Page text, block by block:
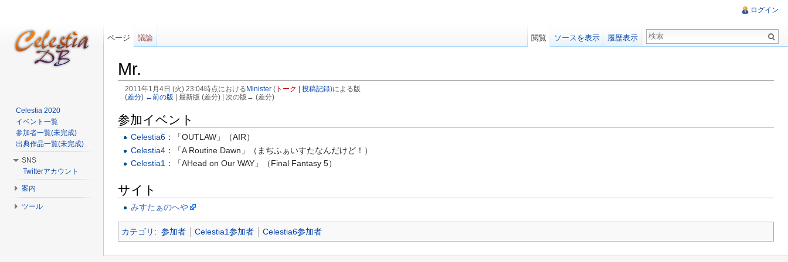
Mr.
2011年1月4日 (火) 23:04時点における Minister (トーク 投稿記録)による版
(差分) ←前の版 | 最新版 (差分) | 次の版→ (差分)
参加イベント
Celestia6 ：「OUTLAW」（AIR）
Celestia4 ：「A Routine Dawn」（まぢふぁいすたなんだけど！）
Celestia1 ：「AHead on Our WAY」（Final Fantasy 5）
サイト
みすたぁのへや
カテゴリ : 参加者 Celestia1参加者 Celestia6参加者
ログイン
ページ 議論 閲覧 ソースを表示 履歴表示
Celestia 2020
イベント一覧
参加者一覧(未完成)
出典作品一覧(未完成)
SNS
Twitterアカウント
案内
ツール